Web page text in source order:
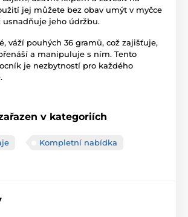
jej můžete bez obav umýt v myčce
usnadňuje jeho údržbu.
váží pouhých 36 gramů, což zajišťuje,
a manipuluje s ním. Tento
je nezbytností pro každého
v kategoriích
Kompletní nabídka